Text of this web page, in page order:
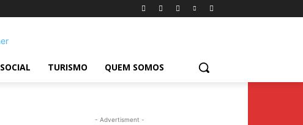
SOCIAL TURISMO QUEM SOMOS
- Advertisment -